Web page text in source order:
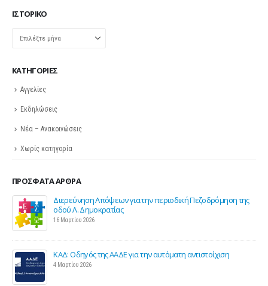
ΙΣΤΟΡΙΚΌ
Ιστορικό
KΑΤΗΓΟΡΊΕΣ
Αγγελίες
Εκδηλώσεις
Νέα – Ανακοινώσεις
Χωρίς κατηγορία
ΠΡΌΣΦΑΤΑ ΆΡΘΡΑ
Σε λειτουργία το νέο Helpdesk της ΕΣΕΕ με κορυφαίους
επιστήμονες για την υποστήριξη των εμπορικών
επιχειρήσεων
Παράταση της υποχρεωτικής έναρξης της ηλεκτρονικής
τιμολόγησης